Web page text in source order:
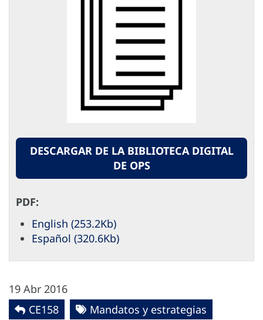
DESCARGAR DE LA BIBLIOTECA DIGITAL
DE OPS
PDF:
English (253.2Kb)
Español (320.6Kb)
19 Abr 2016
CE158
Mandatos y estrategias